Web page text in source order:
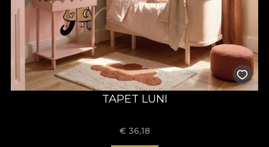
TAPET LUNI
€ 36,18